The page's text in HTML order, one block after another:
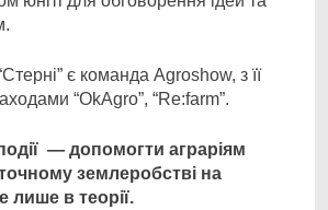
є команда Agroshow, з її
“OkAgro”, “Re:farm”.
— допомогти аграріям
землеробстві на
лише в теорії.